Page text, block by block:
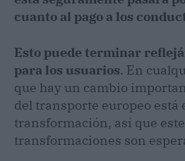
cuanto al pago a los
Esto puede terminar
para los usuarios. En
que hay un cambio
del transporte europeo está
transformación, así que
transformaciones son